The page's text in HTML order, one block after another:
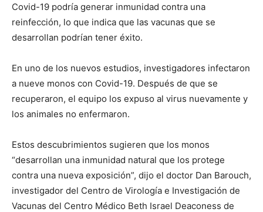
Covid-19 podría generar inmunidad contra una
reinfección, lo que indica que las vacunas que se
desarrollan podrían tener éxito.
En uno de los nuevos estudios, investigadores infectaron
a nueve monos con Covid-19. Después de que se
recuperaron, el equipo los expuso al virus nuevamente y
los animales no enfermaron.
Estos descubrimientos sugieren que los monos
“desarrollan una inmunidad natural que los protege
contra una nueva exposición”, dijo el doctor Dan Barouch,
investigador del Centro de Virología e Investigación de
Vacunas del Centro Médico Beth Israel Deaconess de